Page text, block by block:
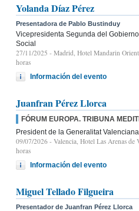
Yolanda Díaz Pérez
Presentadora de Pablo Bustinduy
Vicepresidenta Segunda del
Social
27/11/2025 - Madrid, Hotel Mandarin
horas
Información del evento
Juanfran Pérez Llorca
FÓRUM EUROPA. TRIBUNA
President de la Generalitat Valenciana
09/07/2026 - Valencia, Hotel Las Arenas
horas
Información del evento
Miguel Tellado Filgueira
Presentador de Juanfran Pérez Llorca